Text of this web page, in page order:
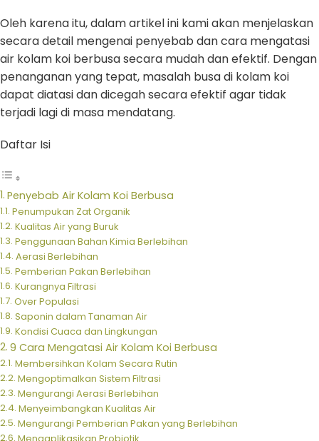
Oleh karena itu, dalam artikel ini kami akan menjelaskan
secara detail mengenai penyebab dan cara mengatasi
air kolam koi berbusa secara mudah dan efektif. Dengan
penanganan yang tepat, masalah busa di kolam koi
dapat diatasi dan dicegah secara efektif agar tidak
terjadi lagi di masa mendatang.
Daftar Isi
Penyebab Air Kolam Koi Berbusa
Penumpukan Zat Organik
Kualitas Air yang Buruk
Penggunaan Bahan Kimia Berlebihan
Aerasi Berlebihan
Pemberian Pakan Berlebihan
Kurangnya Filtrasi
Over Populasi
Saponin dalam Tanaman Air
Kondisi Cuaca dan Lingkungan
9 Cara Mengatasi Air Kolam Koi Berbusa
Membersihkan Kolam Secara Rutin
Mengoptimalkan Sistem Filtrasi
Mengurangi Aerasi Berlebihan
Menyeimbangkan Kualitas Air
Mengurangi Pemberian Pakan yang Berlebihan
Mengaplikasikan Probiotik